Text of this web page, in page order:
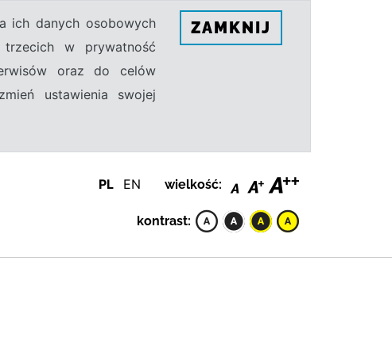
ich danych osobowych
trzecich w prywatność
oraz do celów
ustawienia swojej
ZAMKNIJ
PL EN wielkość:
kontrast: